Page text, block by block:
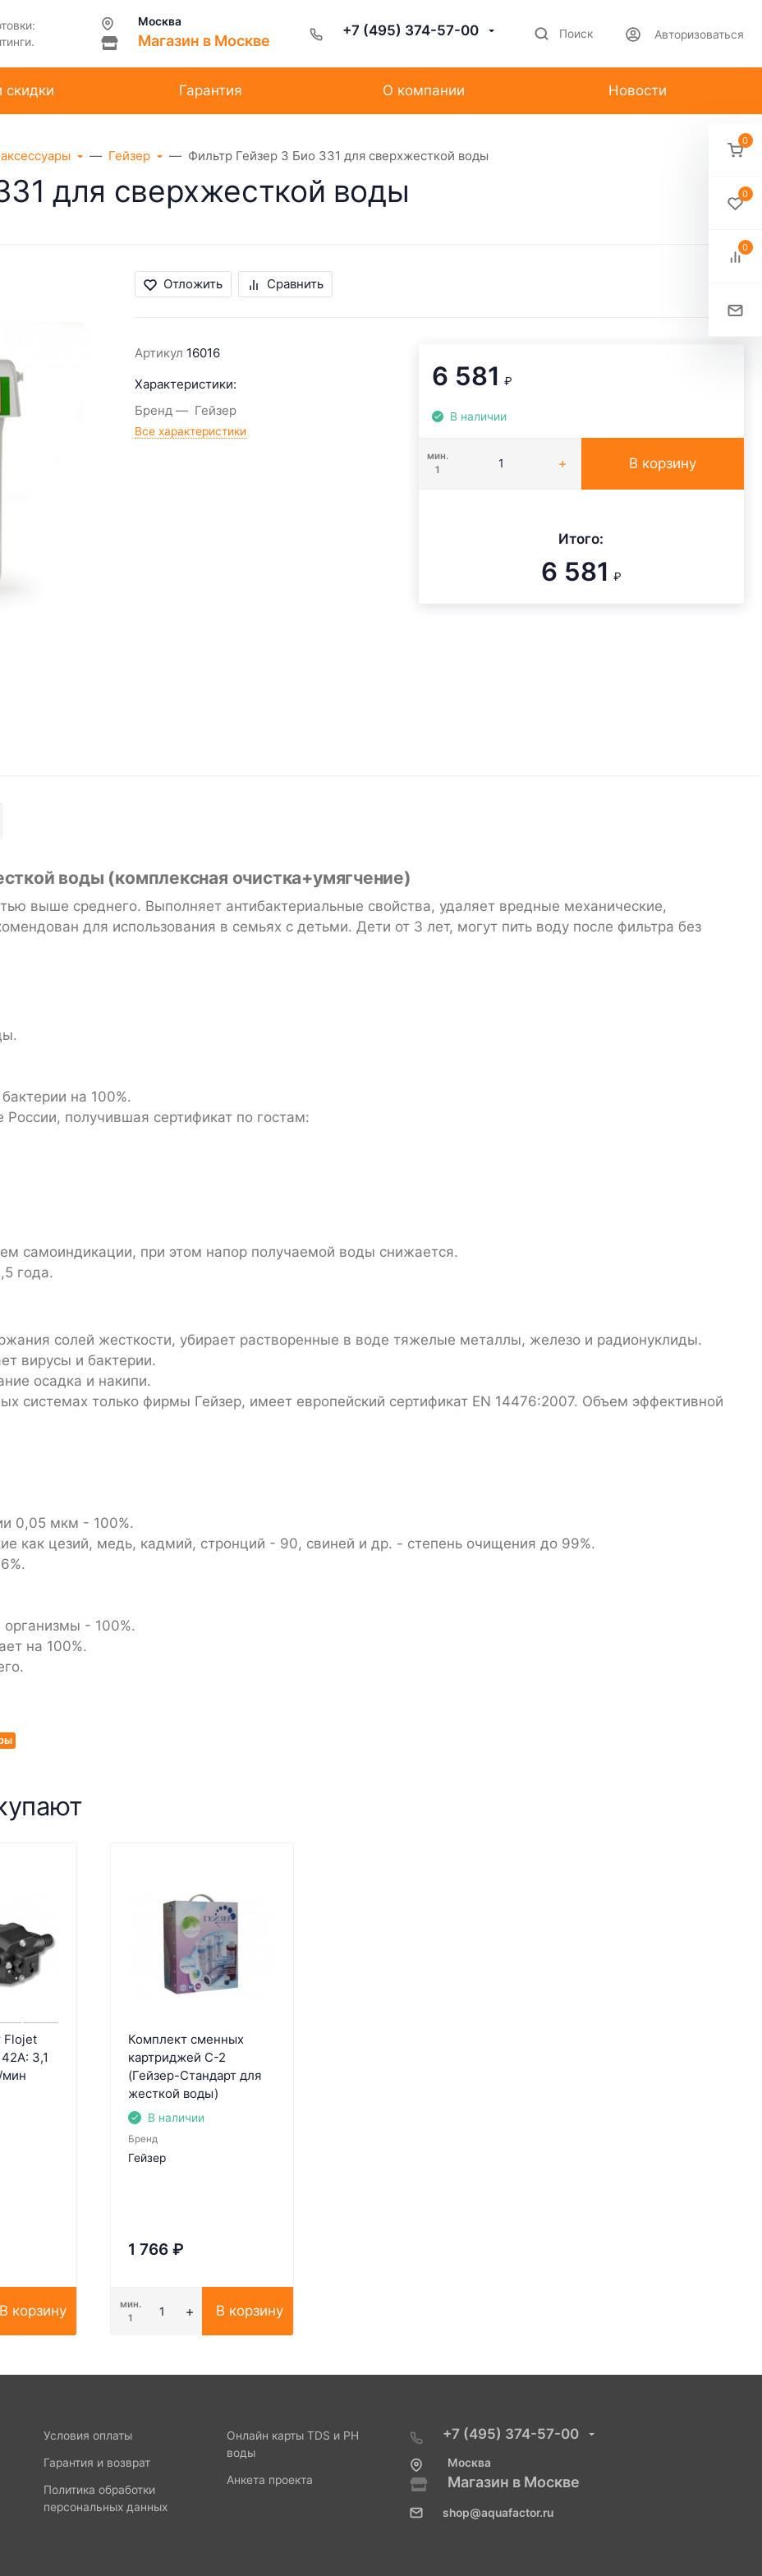
Москва
Магазин в Москве
+7 (495) 374-57-00 Поиск Авторизоваться
скидки Гарантия О компании Новости
Гейзер Фильтр Гейзер 3 Био 331 для сверхжесткой воды
для сверхжесткой воды
Отложить Сравнить
Артикул 16016
Характеристики:
Бренд
Гейзер
Все характеристики
6 581 ₽
В наличии
мин.
1
В корзину
Итого:
6 581 ₽
воды (комплексная очистка+умягчение)
выше среднего. Выполняет антибактериальные свойства, удаляет вредные механические,
для использования в семьях с детьми. Дети от 3 лет, могут пить воду после фильтра без
на 100%.
получившая сертификат по гостам:
самоиндикации, при этом напор получаемой воды снижается.
года.
солей жесткости, убирает растворенные в воде тяжелые металлы, железо и радионуклиды.
вирусы и бактерии.
осадка и накипи.
системах только фирмы Гейзер, имеет европейский сертификат EN 14476:2007. Объем эффективной
0,05 мкм - 100%.
как цезий, медь, кадмий, стронций - 90, свиней и др. - степень очищения до 99%.
- 100%.
на 100%.
Flojet
3,1
мин
В корзину
Комплект сменных
картриджей С-2
(Гейзер-Стандарт для
жесткой воды)
В наличии
Бренд
Гейзер
1 766 ₽
мин.
1
В корзину
Условия оплаты
Гарантия и возврат
Политика обработки
персональных данных
Онлайн карты TDS и PH
воды
Анкета проекта
+7 (495) 374-57-00
Москва
Магазин в Москве
shop@aquafactor.ru
0
0
0